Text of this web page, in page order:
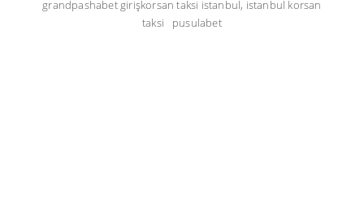
grandpashabet girişkorsan taksi istanbul, istanbul korsan
taksi
pusulabet